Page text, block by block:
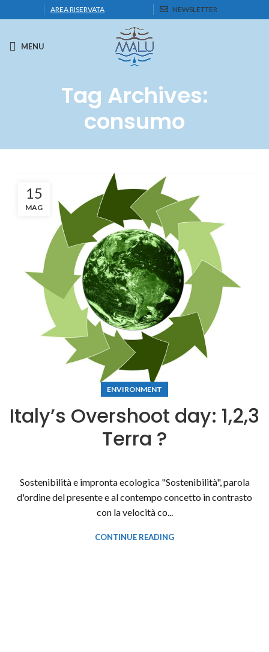
AREA RISERVATA NEWSLETTER
MENU
Tag Archives:
consumo
15
MAG
ENVIRONMENT
Italy’s Overshoot day: 1,2,3
Terra ?
Sostenibilità e impronta ecologica "Sostenibilità", parola
d'ordine del presente e al contempo concetto in contrasto
con la velocità co...
CONTINUE READING